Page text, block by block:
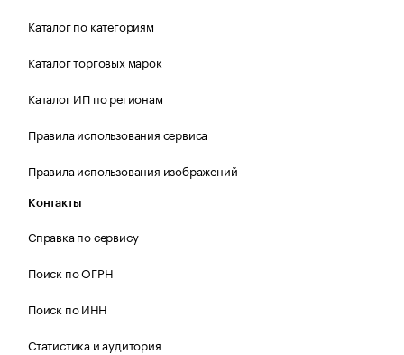
Каталог по категориям
Каталог торговых марок
Каталог ИП по регионам
Правила использования сервиса
Правила использования изображений
Контакты
Справка по сервису
Поиск по ОГРН
Поиск по ИНН
Статистика и аудитория